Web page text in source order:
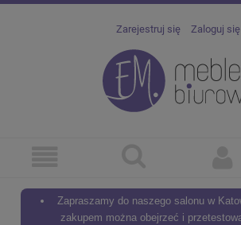
Zarejestruj się Zaloguj się
Zapraszamy do naszego salonu w
zakupem można obejrzeć i